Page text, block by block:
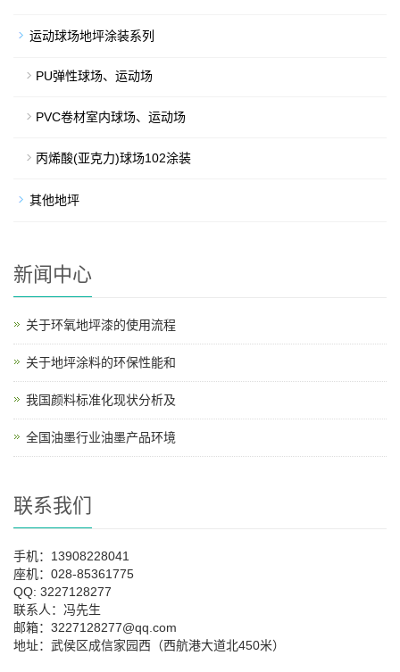
运动球场地坪涂装系列
PU弹性球场、运动场
PVC卷材室内球场、运动场
丙烯酸(亚克力)球场102涂装
其他地坪
新闻中心
关于环氧地坪漆的使用流程
关于地坪涂料的环保性能和
我国颜料标准化现状分析及
全国油墨行业油墨产品环境
联系我们
手机：13908228041
座机：028-85361775
QQ: 3227128277
联系人：冯先生
邮箱：3227128277@qq.com
地址：武侯区成信家园西（西航港大道北450米）